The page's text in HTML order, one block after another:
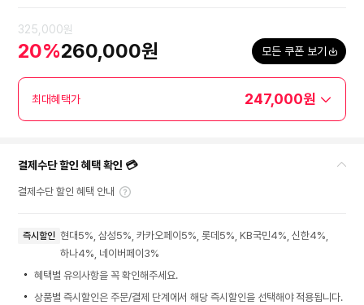
325,000원
20%260,000원 모든 쿠폰 보기
최대혜택가 247,000원
결제수단 할인 혜택 확인 💳
결제수단 할인 혜택 안내
즉시할인 현대5%, 삼성5%, 카카오페이5%, 롯데5%, KB국민4%, 신한4%,
하나4%, 네이버페이3%
혜택별 유의사항을 꼭 확인해주세요.
상품별 즉시할인은 주문/결제 단계에서 해당 즉시할인을 선택해야 적용됩니다.